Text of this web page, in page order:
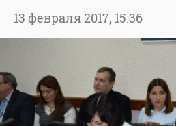
13 февраля 2017, 15:36